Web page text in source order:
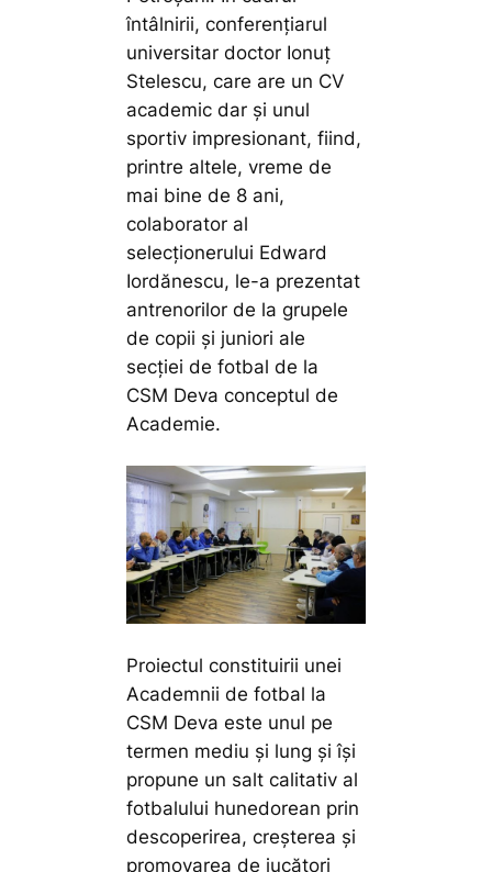
întâlnirii, conferențiarul
universitar doctor Ionuț
Stelescu, care are un CV
academic dar și unul
sportiv impresionant, fiind,
printre altele, vreme de
mai bine de 8 ani,
colaborator al
selecționerului Edward
Iordănescu, le-a prezentat
antrenorilor de la grupele
de copii și juniori ale
secției de fotbal de la
CSM Deva conceptul de
Academie.
Proiectul constituirii unei
Academnii de fotbal la
CSM Deva este unul pe
termen mediu și lung și își
propune un salt calitativ al
fotbalului hunedorean prin
descoperirea, creșterea și
promovarea de jucători